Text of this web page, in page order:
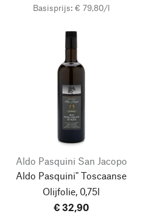
Basisprijs: € 79,80/l
Aldo Pasquini San Jacopo
Aldo Pasquini" Toscaanse
Olijfolie, 0,75l
€ 32,90